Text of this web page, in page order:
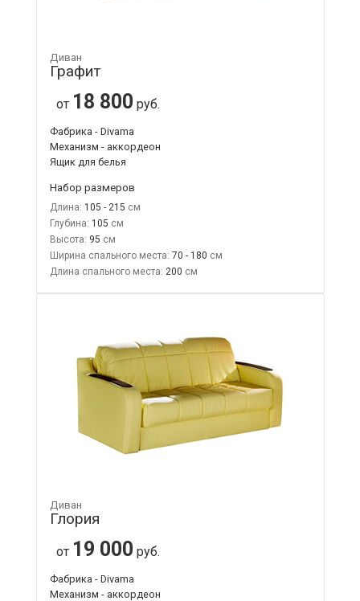
Диван
Графит
от 18 800 руб.
Фабрика - Divama
Механизм - аккордеон
Ящик для белья
Набор размеров
Длина: 105 - 215
Глубина: 105
Высота: 95
Ширина спального места: 70 - 180
Длина спального места: 200
Диван
Глория
от 19 000 руб.
Фабрика - Divama
Механизм - аккордеон